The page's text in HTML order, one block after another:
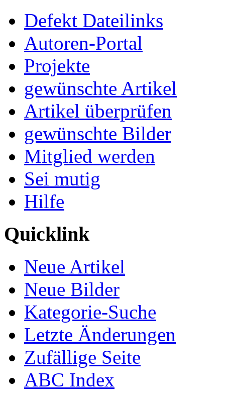
Defekt Dateilinks
Autoren-Portal
Projekte
gewünschte Artikel
Artikel überprüfen
gewünschte Bilder
Mitglied werden
Sei mutig
Hilfe
Quicklink
Neue Artikel
Neue Bilder
Kategorie-Suche
Letzte Änderungen
Zufällige Seite
ABC Index